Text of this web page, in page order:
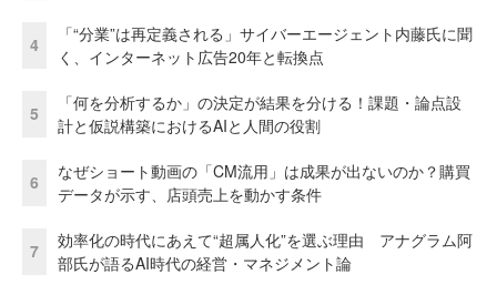
4
「“分業”は再定義される」サイバーエージェント内藤氏に聞
く、インターネット広告20年と転換点
5
「何を分析するか」の決定が結果を分ける！課題・論点設
計と仮説構築におけるAIと人間の役割
6
なぜショート動画の「CM流用」は成果が出ないのか？購買
データが示す、店頭売上を動かす条件
7
効率化の時代にあえて“超属人化”を選ぶ理由 アナグラム阿
部氏が語るAI時代の経営・マネジメント論